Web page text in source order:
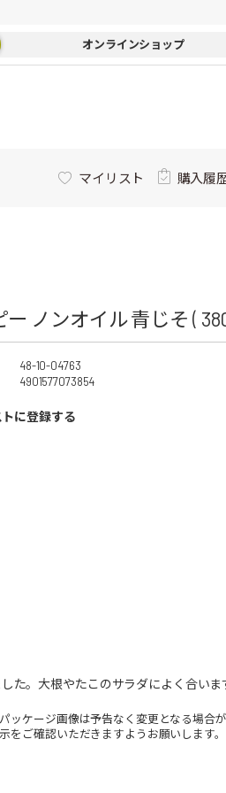
オンラインショップ
マイリスト 購入履
ー ノンオイル 青じそ (
48-10-04763
4901577073854
に登録する
た。大根やたこのサラダによく合いま
ケージ画像は予告なく変更となる場合
をご確認いただきますようお願いします。